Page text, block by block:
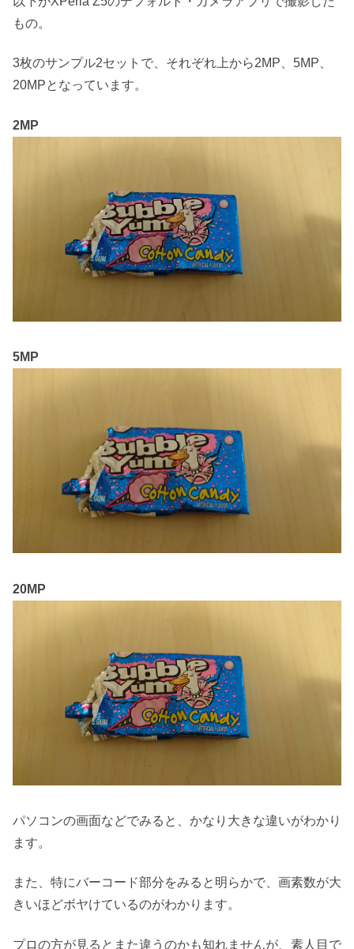
もの。
3枚のサンプル2セットで、それぞれ上から2MP、5MP、
20MPとなっています。
2MP
5MP
20MP
パソコンの画面などでみると、かなり大きな違いがわかり
ます。
また、特にバーコード部分をみると明らかで、画素数が大
きいほどボヤけているのがわかります。
プロの方が見るとまた違うのかも知れませんが、素人目で